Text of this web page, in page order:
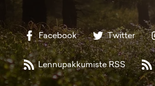
Facebook Twitter
Lennupakkumiste RSS